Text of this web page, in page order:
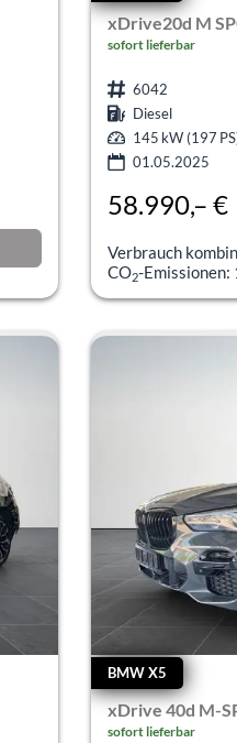
xDrive20d M
sofort lieferbar
6042
Diesel
145 kW (197
01.05.2025
58.990,– €
Verbrauch
CO2-Emissionen:
BMW X5
xDrive 40d M-
sofort lieferbar